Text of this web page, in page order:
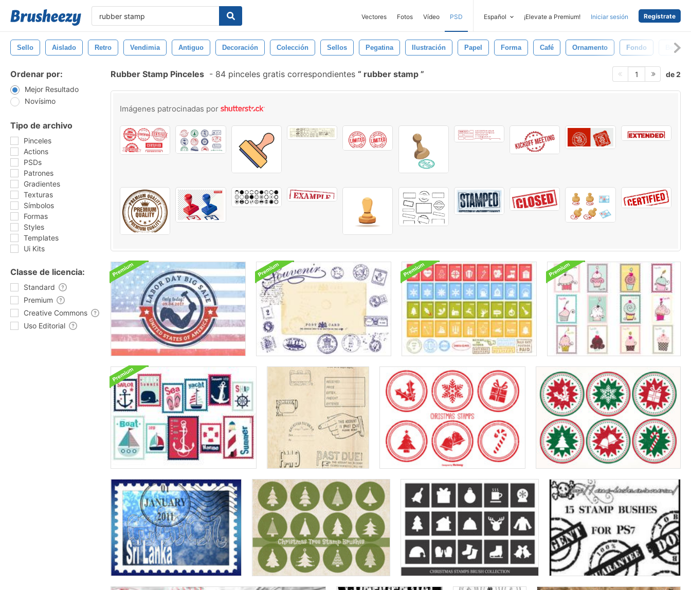
Vectores Fotos Vídeo PSD Español ¡Elevate a Premium! Iniciar sesión Regístrate
Sello Aislado Retro Vendimia Antiguo Decoración Colección Sellos Pegatina Ilustración Papel Forma Café Ornamento Fondo Beber
Ordenar por:
Mejor Resultado
Novísimo
Tipo de archivo
Pinceles
Actions
PSDs
Patrones
Gradientes
Texturas
Símbolos
Formas
Styles
Templates
Ui Kits
Classe de licencia:
Standard
Premium
Creative Commons
Uso Editorial
Rubber Stamp Pinceles - 84 pinceles gratis correspondientes rubber stamp 1 de 2
Imágenes patrocinadas por